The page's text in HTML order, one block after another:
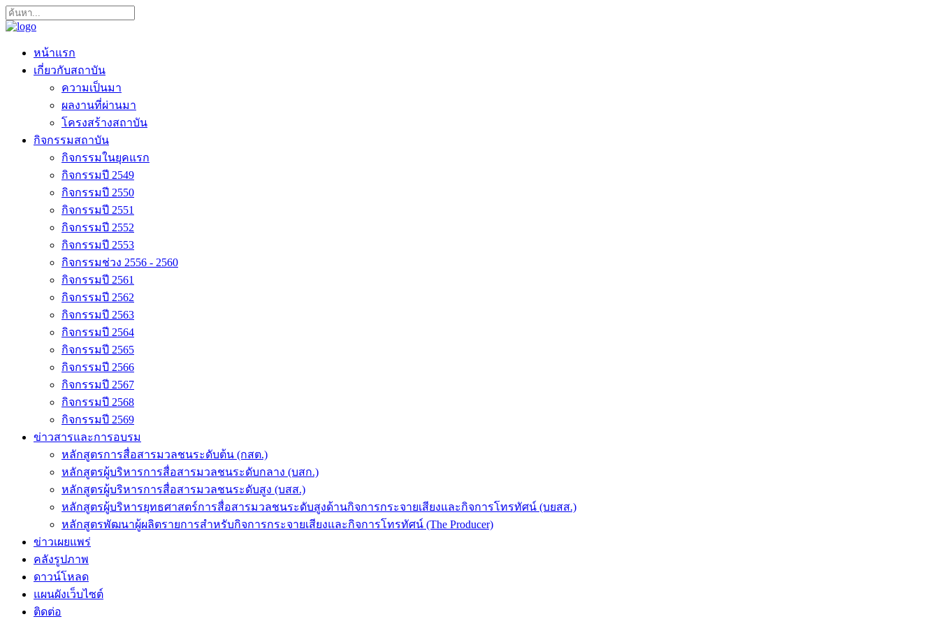
หน้าแรก
เกี่ยวกับสถาบัน
ความเป็นมา
ผลงานที่ผ่านมา
โครงสร้างสถาบัน
กิจกรรมสถาบัน
กิจกรรมในยุคแรก
กิจกรรมปี 2549
กิจกรรมปี 2550
กิจกรรมปี 2551
กิจกรรมปี 2552
กิจกรรมปี 2553
กิจกรรมช่วง 2556 - 2560
กิจกรรมปี 2561
กิจกรรมปี 2562
กิจกรรมปี 2563
กิจกรรมปี 2564
กิจกรรมปี 2565
กิจกรรมปี 2566
กิจกรรมปี 2567
กิจกรรมปี 2568
กิจกรรมปี 2569
ข่าวสารและการอบรม
หลักสูตรการสื่อสารมวลชนระดับต้น (กสต.)
หลักสูตรผู้บริหารการสื่อสารมวลชนระดับกลาง (บสก.)
หลักสูตรผู้บริหารการสื่อสารมวลชนระดับสูง (บสส.)
หลักสูตรผู้บริหารยุทธศาสตร์การสื่อสารมวลชนระดับสูงด้านกิจการกระจายเสียงและกิจการโทรทัศน์ (บยสส.)
หลักสูตรพัฒนาผู้ผลิตรายการสำหรับกิจการกระจายเสียงและกิจการโทรทัศน์ (The Producer)
ข่าวเผยแพร่
คลังรูปภาพ
ดาวน์โหลด
แผนผังเว็บไซต์
ติดต่อ